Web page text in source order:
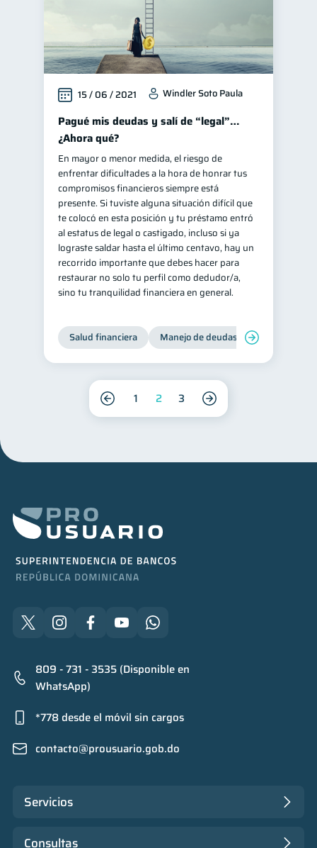
15 / 06 / 2021 Windler Soto Paula
Pagué mis deudas y salí de “legal”…
¿Ahora qué?
En mayor o menor medida, el riesgo de
enfrentar dificultades a la hora de honrar tus
compromisos financieros siempre está
presente. Si tuviste alguna situación difícil que
te colocó en esta posición y tu préstamo entró
al estatus de legal o castigado, incluso si ya
lograste saldar hasta el último centavo, hay un
recorrido importante que debes hacer para
restaurar no solo tu perfil como dedudor/a,
sino tu tranquilidad financiera en general.
Salud financiera Manejo de deudas
1 2 3
809 - 731 - 3535 (Disponible en
WhatsApp)
*778 desde el móvil sin cargos
contacto@prousuario.gob.do
Servicios
Consultas